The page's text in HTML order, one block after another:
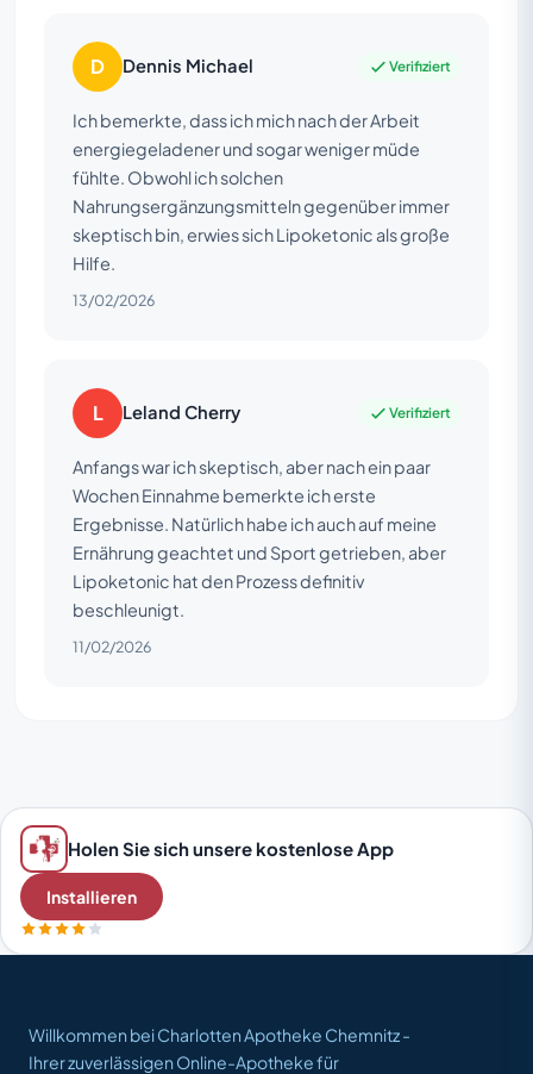
D Dennis Michael Verifiziert
Ich bemerkte, dass ich mich nach der Arbeit
energiegeladener und sogar weniger müde
fühlte. Obwohl ich solchen
Nahrungsergänzungsmitteln gegenüber immer
skeptisch bin, erwies sich Lipoketonic als große
Hilfe.
13/02/2026
L Leland Cherry Verifiziert
Anfangs war ich skeptisch, aber nach ein paar
Wochen Einnahme bemerkte ich erste
Ergebnisse. Natürlich habe ich auch auf meine
Ernährung geachtet und Sport getrieben, aber
Lipoketonic hat den Prozess definitiv
beschleunigt.
11/02/2026
Holen Sie sich unsere kostenlose App
Installieren
Willkommen bei Charlotten Apotheke Chemnitz -
Ihrer zuverlässigen Online-Apotheke für